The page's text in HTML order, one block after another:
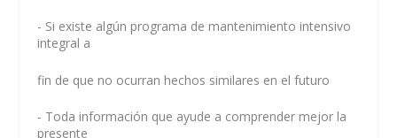
- Si existe algún programa de mantenimiento intensivo
integral a
fin de que no ocurran hechos similares en el futuro
- Toda información que ayude a comprender mejor la
presente